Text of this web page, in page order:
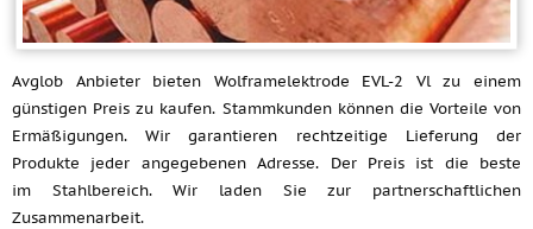
Avglob Anbieter bieten Wolframelektrode EVL-2 Vl zu einem
günstigen Preis zu kaufen. Stammkunden können die Vorteile von
Ermäßigungen. Wir garantieren rechtzeitige Lieferung der
Produkte jeder angegebenen Adresse. Der Preis ist die beste
im Stahlbereich. Wir laden Sie zur partnerschaftlichen
Zusammenarbeit.